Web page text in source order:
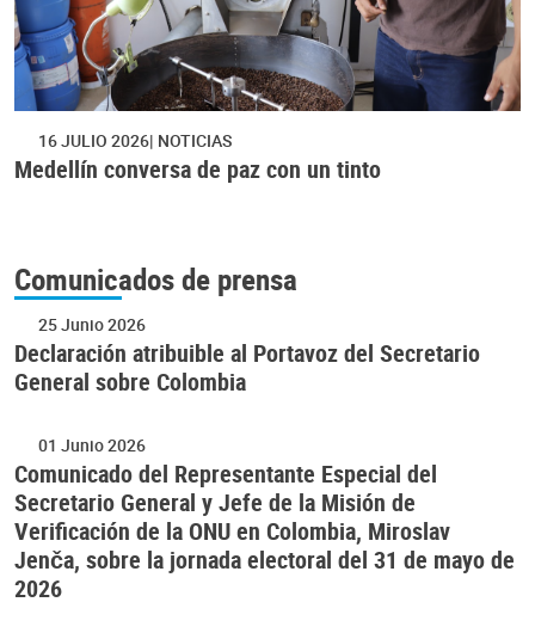
16 JULIO 2026 NOTICIAS
Medellín conversa de paz con un tinto
Comunicados de prensa
25 Junio 2026
Declaración atribuible al Portavoz del Secretario
General sobre Colombia
01 Junio 2026
Comunicado del Representante Especial del
Secretario General y Jefe de la Misión de
Verificación de la ONU en Colombia, Miroslav
Jenča, sobre la jornada electoral del 31 de mayo de
2026